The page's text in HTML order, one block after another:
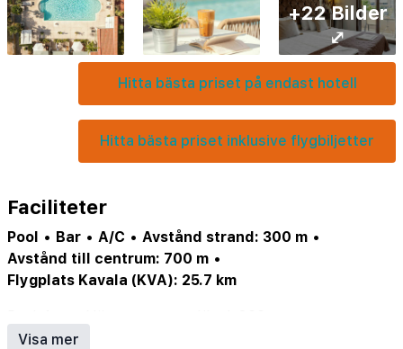
Hitta bästa priset på endast hotell
Hitta bästa priset inklusive flygbiljetter
+22 Bilder
⤢
Faciliteter
Pool • Bar • A/C • Avstånd strand: 300 m •
Avstånd till centrum: 700 m •
Flygplats Kavala (KVA): 25.7 km
Närmaste centrum: 700 m
Visa mer